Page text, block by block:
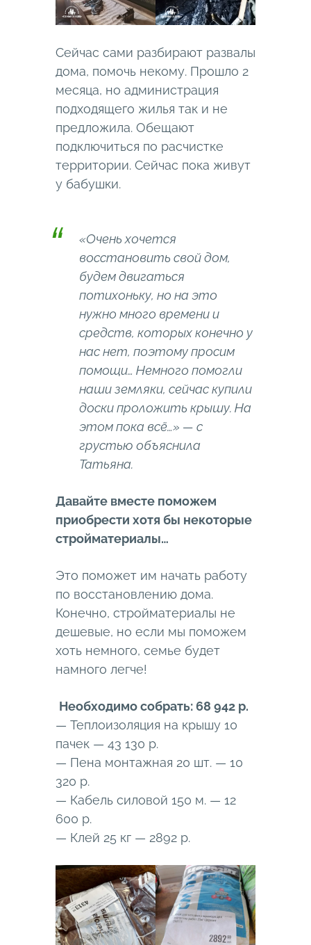
Сейчас сами разбирают развалы
дома, помочь некому. Прошло 2
месяца, но администрация
подходящего жилья так и не
предложила. Обещают
подключиться по расчистке
территории. Сейчас пока живут
у бабушки.
«Очень хочется
восстановить свой дом,
будем двигаться
потихоньку, но на это
нужно много времени и
средств, которых конечно у
нас нет, поэтому просим
помощи… Немного помогли
наши земляки, сейчас купили
доски проложить крышу. На
этом пока всё…» — с
грустью объяснила
Татьяна.
Давайте вместе поможем
приобрести хотя бы некоторые
стройматериалы…
Это поможет им начать работу
по восстановлению дома.
Конечно, стройматериалы не
дешевые, но если мы поможем
хоть немного, семье будет
намного легче!
Необходимо собрать: 68 942 р.
— Теплоизоляция на крышу 10
пачек — 43 130 р.
— Пена монтажная 20 шт. — 10
320 р.
— Кабель силовой 150 м. — 12
600 р.
— Клей 25 кг — 2892 р.